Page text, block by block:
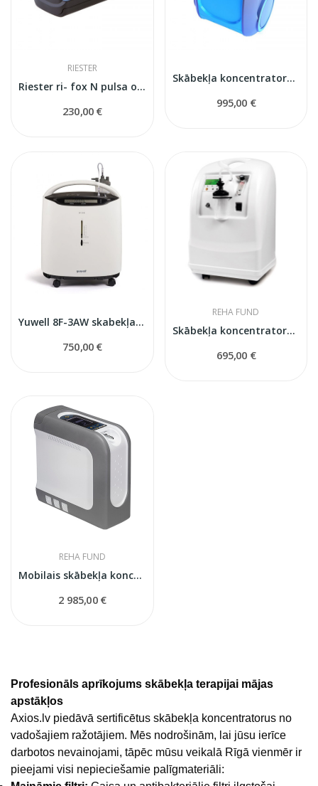
RIESTER
Riester ri- fox N pulsa oksimetrs
230,00 €
Skābekļa koncentrators TOKYO Mini
995,00 €
Yuwell 8F-3AW skabekļa koncentrators
750,00 €
REHA FUND
Skābekļa koncentrators KSOC-5
695,00 €
REHA FUND
Mobilais skābekļa koncentrators DeVilbiss Igo2
2 985,00 €
Profesionāls aprīkojums skābekļa terapijai mājas
apstākļos
Axios.lv piedāvā sertificētus skābekļa koncentratorus no
vadošajiem ražotājiem. Mēs nodrošinām, lai jūsu ierīce
darbotos nevainojami, tāpēc mūsu veikalā Rīgā vienmēr ir
pieejami visi nepieciešamie palīgmateriāli: